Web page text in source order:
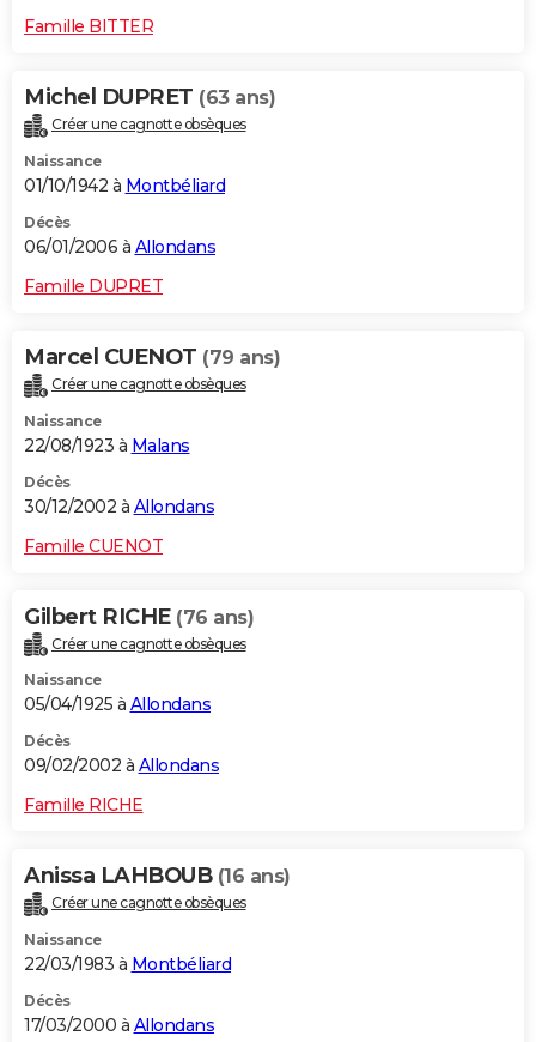
Famille BITTER
Michel DUPRET (63 ans)
Créer une cagnotte obsèques
Naissance
01/10/1942 à Montbéliard
Décès
06/01/2006 à Allondans
Famille DUPRET
Marcel CUENOT (79 ans)
Créer une cagnotte obsèques
Naissance
22/08/1923 à Malans
Décès
30/12/2002 à Allondans
Famille CUENOT
Gilbert RICHE (76 ans)
Créer une cagnotte obsèques
Naissance
05/04/1925 à Allondans
Décès
09/02/2002 à Allondans
Famille RICHE
Anissa LAHBOUB (16 ans)
Créer une cagnotte obsèques
Naissance
22/03/1983 à Montbéliard
Décès
17/03/2000 à Allondans